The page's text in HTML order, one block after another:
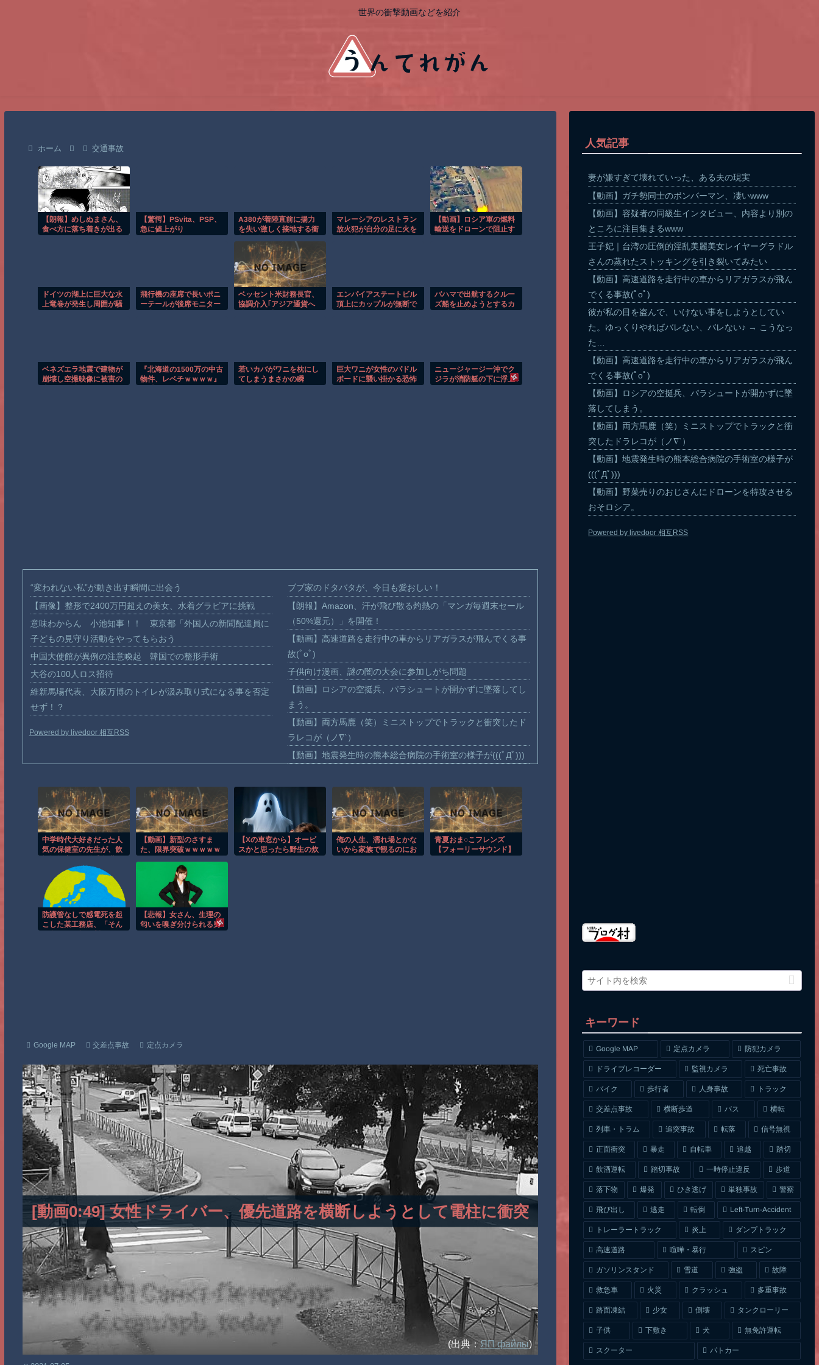
世界の衝撃動画などを紹介
ホーム 交通事故
【朗報】めしぬまさん、
食べ方に落ち着きが出る
【驚愕】PSvita、PSP、
急に値上がり
A380が着陸直前に揚力
を失い激しく接地する衝
マレーシアのレストラン
放火犯が自分の足に火を
【動画】ロシア軍の燃料
輸送をドローンで阻止す
ドイツの湖上に巨大な水
上竜巻が発生し周囲が騒
飛行機の座席で長いポニ
ーテールが後席モニター
ベッセント米財務長官、
協調介入｢アジア通貨へ
エンパイアステートビル
頂上にカップルが無断で
バハマで出航するクルー
ズ船を止めようとするカ
ベネズエラ地震で建物が
崩壊し空撮映像に被害の
『北海道の1500万の中古
物件、レベチｗｗｗｗ』
若いカバがワニを枕にし
てしまうまさかの瞬
巨大ワニが女性のパドル
ボードに襲い掛かる恐怖
ニュージャージー沖でク
ジラが消防艇の下に浮上
“変われない私”が動き出す瞬間に出会う
【画像】整形で2400万円超えの美女、水着グラビアに挑戦
意味わからん 小池知事！！ 東京都「外国人の新聞配達員に
子どもの見守り活動をやってもらおう
中国大使館が異例の注意喚起 韓国での整形手術
大谷の100人ロス招待
維新馬場代表、大阪万博のトイレが汲み取り式になる事を否定
せず！？
Powered by livedoor 相互RSS
ブブ家のドタバタが、今日も愛おしい！
【朗報】Amazon、汗が飛び散る灼熱の「マンガ毎週末セール
（50%還元）」を開催！
【動画】高速道路を走行中の車からリアガラスが飛んでくる事
故(ﾟoﾟ)
子供向け漫画、謎の闇の大会に参加しがち問題
【動画】ロシアの空挺兵、パラシュートが開かずに墜落してし
まう。
【動画】両方馬鹿（笑）ミニストップでトラックと衝突したド
ラレコが（ノ∇`）
【動画】地震発生時の熊本総合病院の手術室の様子が(((ﾟДﾟ)))
ア。
【朗報】大人気漫画「GANTZ」がAmazonでなんと全巻100円
ｗｗｗｗｗｗ
まだ墓石があるだけマシと見るべきか。今はもう合葬墓ばかり
【動画】新型のさすまた、限界突破ｗｗｗｗｗｗ
中学時代大好きだった人
気の保健室の先生が、飲
なっていた衝撃
【動画】新型のさすま
た、限界突破ｗｗｗｗｗ
【Xの車窓から】オービ
スかと思ったら野生の炊
俺の人生、濡れ場とかな
いから家族で観るのにお
青夏おま○こフレンズ
【フォーリーサウンド】
防護管なしで感電死を起
こした某工務店、「そん
【悲報】女さん、生理の
匂いを嗅ぎ分けられる男
Google MAP 交差点事故 定点カメラ
[動画0:49] 女性ドライバー、優先道路を横断しようとして電柱に衝突
(出典：ЯП файлы)
人気記事
妻が嫌すぎて壊れていった、ある夫の現実
【動画】ガチ勢同士のボンバーマン、凄いwww
【動画】容疑者の同級生インタビュー、内容より別の
ところに注目集まるwww
王子妃｜台湾の圧倒的淫乱美麗美女レイヤーグラドル
さんの蒸れたストッキングを引き裂いてみたい
【動画】高速道路を走行中の車からリアガラスが飛ん
でくる事故(ﾟoﾟ)
彼が私の目を盗んで、いけない事をしようとしてい
た。ゆっくりやればバレない、バレない♪ → こうなっ
た…
【動画】高速道路を走行中の車からリアガラスが飛ん
でくる事故(ﾟoﾟ)
【動画】ロシアの空挺兵、パラシュートが開かずに墜
落してしまう。
【動画】両方馬鹿（笑）ミニストップでトラックと衝
突したドラレコが（ノ∇`）
【動画】地震発生時の熊本総合病院の手術室の様子が
(((ﾟДﾟ)))
【動画】野菜売りのおじさんにドローンを特攻させる
おそロシア。
Powered by livedoor 相互RSS
キーワード
Google MAP 定点カメラ 防犯カメラ
ドライブレコーダー 監視カメラ 死亡事故
バイク 歩行者 人身事故 トラック
交差点事故 横断歩道 バス 横転
列車・トラム 追突事故 転落 信号無視
正面衝突 暴走 自転車 追越 踏切
飲酒運転 踏切事故 一時停止違反 歩道
落下物 爆発 ひき逃げ 単独事故 警察
飛び出し 逃走 転倒 Left-Turn-Accident
トレーラートラック 炎上 ダンプトラック
高速道路 喧嘩・暴行 スピン
ガソリンスタンド 雪道 強盗 故障
救急車 火災 クラッシュ 多重事故
路面凍結 少女 倒壊 タンクローリー
子供 下敷き 犬 無免許運転
スクーター パトカー